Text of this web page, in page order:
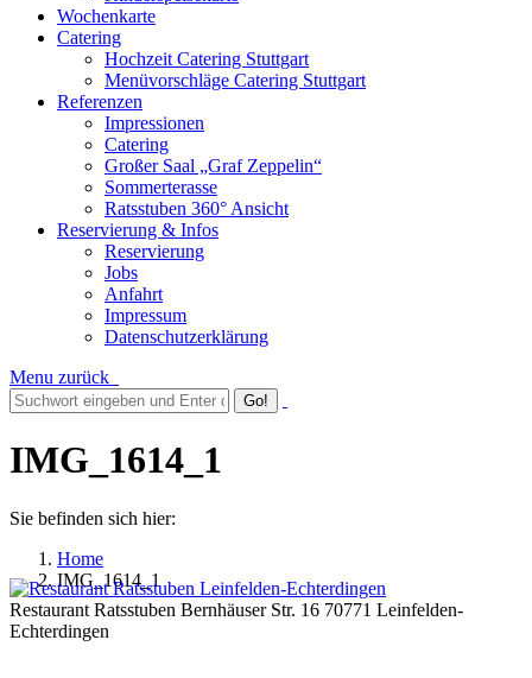
Wochenkarte
Catering
Hochzeit Catering Stuttgart
Menüvorschläge Catering Stuttgart
Referenzen
Impressionen
Catering
Großer Saal „Graf Zeppelin“
Sommerterasse
Ratsstuben 360° Ansicht
Reservierung & Infos
Reservierung
Jobs
Anfahrt
Impressum
Datenschutzerklärung
Menu zurück
IMG_1614_1
Sie befinden sich hier:
Home
IMG_1614_1
Restaurant Ratsstuben Bernhäuser Str. 16 70771 Leinfelden-
Echterdingen